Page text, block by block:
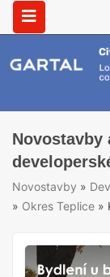
Novostavby
Novostavby »
» Okres Teplice »